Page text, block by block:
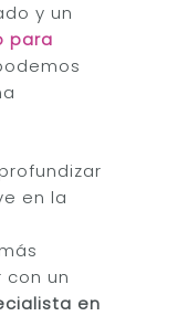
y un
para
en la
un
en